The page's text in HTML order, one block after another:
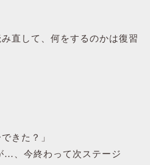
直して、何をするのかは復習
きた？」
…、今終わって次ステージ